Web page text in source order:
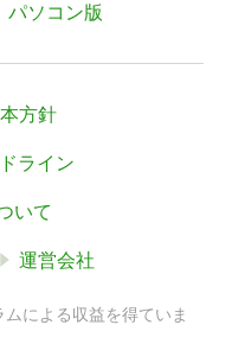
パソコン版
方針
ライン
いて
運営会社
による収益を得ていま